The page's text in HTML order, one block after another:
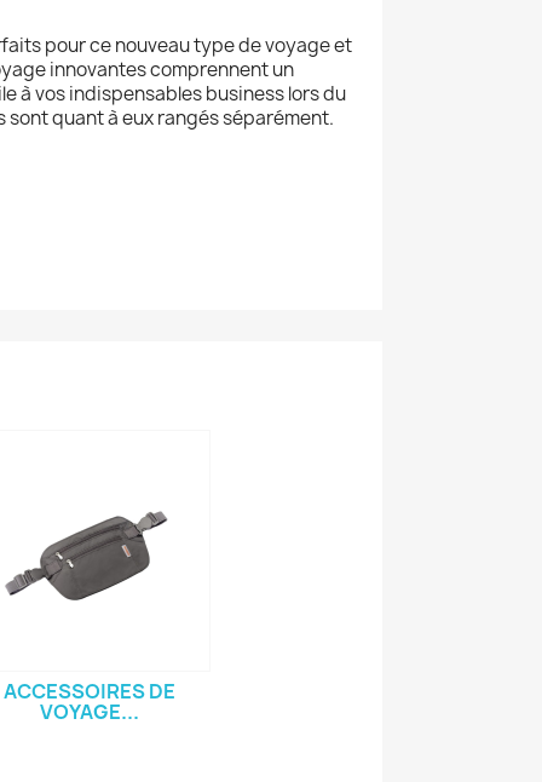
pour ce nouveau type de voyage et
innovantes comprennent un
à vos indispensables business lors du
sont quant à eux rangés séparément.
ACCESSOIRES DE
VOYAGE...